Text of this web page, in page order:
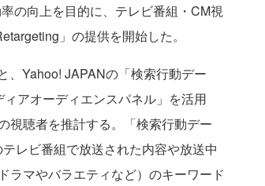
の向上を目的に、テレビ番組・CM視
」の提供を開始した。
Yahoo! JAPANの「検索行動デー
アオーディエンスパネル」を活用
視聴者を推計する。「検索行動デー
レビ番組で放送された内容や放送中
ラマやバラエティなど）のキーワード